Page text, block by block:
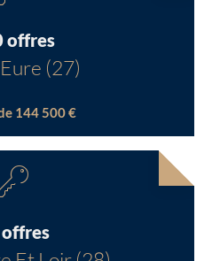
offres
(27)
144 500 €